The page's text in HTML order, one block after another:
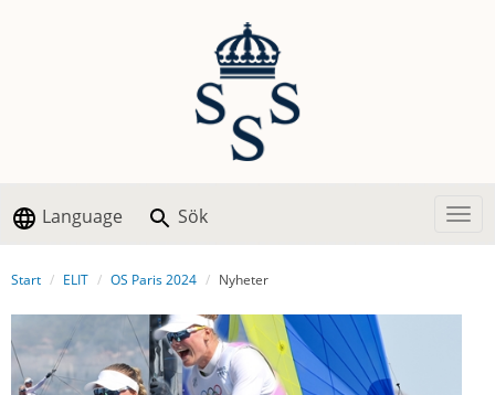
Language Sök
Start ELIT OS Paris 2024 Nyheter